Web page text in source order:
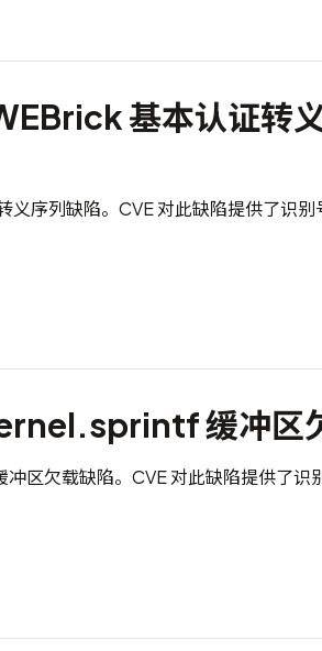
基本认证转
义序列缺陷。CVE 对此缺陷提供了识别
缓冲区
冲区欠载缺陷。CVE 对此缺陷提供了识